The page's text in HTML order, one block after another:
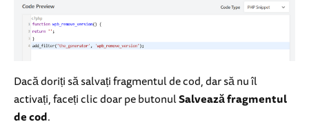
Dacă doriți să salvați fragmentul de cod, dar să nu îl
activați, faceți clic doar pe butonulSalvează fragmentul
de cod.